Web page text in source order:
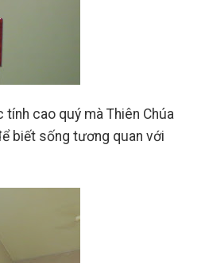
cao quý mà Thiên Chúa
biết sống tương quan với